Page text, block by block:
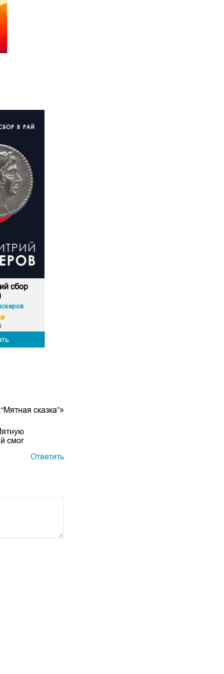
сбор
сказка”»
смог
Ответить